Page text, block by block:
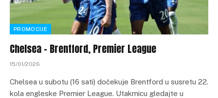
PROMOCIJE
Chelsea – Brentford, Premier League
15/01/2026
Chelsea u subotu (16 sati) dočekuje Brentford u susretu 22.
kola engleske Premier League. Utakmicu gledajte u